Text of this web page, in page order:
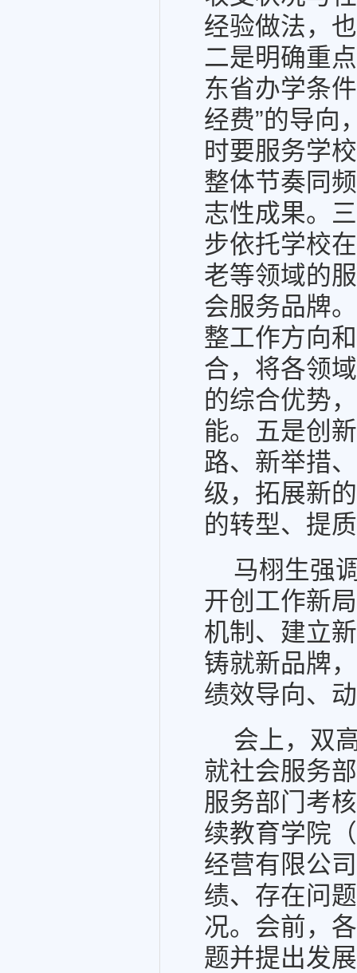
经验做法，
二是明确重
东省办学条
经费”的导向
时要服务学
整体节奏同
志性成果。
步依托学校
老等领域的
会服务品牌
整工作方向
合，将各领
的综合优势
能。五是创
路、新举措
级，拓展新
的转型、提
马栩生强
开创工作新
机制、建立
铸就新品牌
绩效导向、
会上，双
就社会服务
服务部门考
续教育学院
经营有限公
绩、存在问
况。会前，
题并提出发